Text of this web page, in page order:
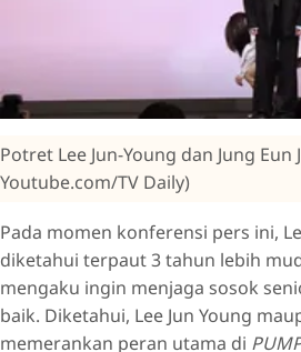
Potret Lee Jun-Young dan Jung Eun
Youtube.com/TV Daily)
Pada momen konferensi pers ini,
diketahui terpaut 3 tahun lebih
mengaku ingin menjaga sosok
baik. Diketahui, Lee Jun Young
memerankan peran utama di